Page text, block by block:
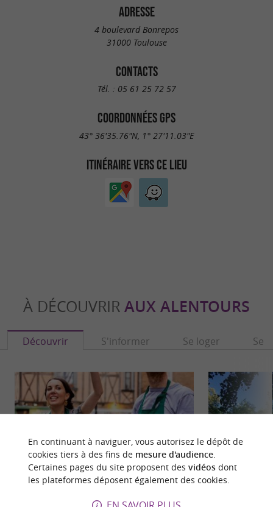
ADRESSE
4 boulevard Bonrepos
31000 Toulouse
CONTACTS
Tél. : 05 61 25 72 57
COORDONNÉES GPS
43° 36'35.76"N, 1° 27'11.03"E
ITINÉRAIRE VERS CE LIEU
À DÉCOUVRIR AUX ALENTOURS
Découvrir S'informer Se loger Se
En continuant à naviguer, vous autorisez le dépôt de
cookies tiers à des fins de mesure d'audience.
Certaines pages du site proposent des vidéosdont
les plateformes déposent également des cookies.